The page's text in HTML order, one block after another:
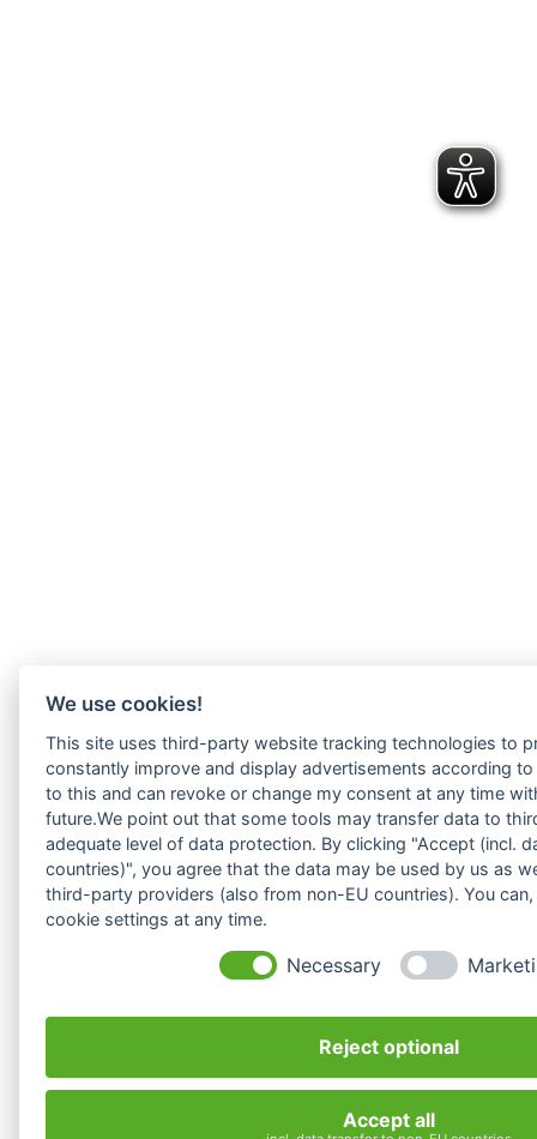
We use cookies!
This site uses third-party website tracking technologies to
constantly improve and display advertisements according
to this and can revoke or change my consent at any time
future.We point out that some tools may transfer data to
adequate level of data protection. By clicking "Accept (incl.
countries)", you agree that the data may be used by us as
third-party providers (also from non-EU countries). You
cookie settings at any time.
Necessary
Reject optional
Accept all